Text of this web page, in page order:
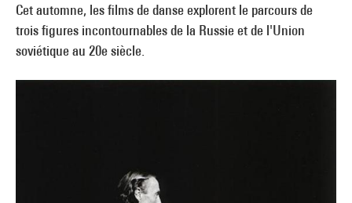
Cet automne, les films de danse explorent le parcours de
trois figures incontournables de la Russie et de l'Union
soviétique au 20e siècle.